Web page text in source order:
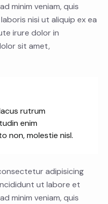
minim veniam, quis
nisi ut aliquip ex ea
irure dolor in
sit amet,
rutrum
enim
non, molestie nisl.
adipisicing
ut labore et
minim veniam, quis